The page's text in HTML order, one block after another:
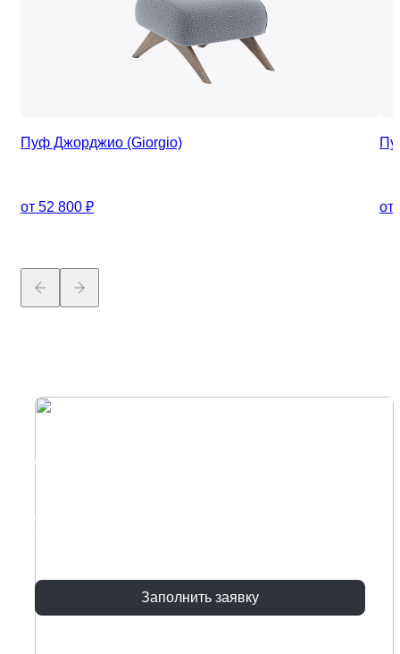
Пуф Джорджио (Giorgio)
от 52 800 ₽ от
дизайном под ваш интерьер?
Заполнить заявку